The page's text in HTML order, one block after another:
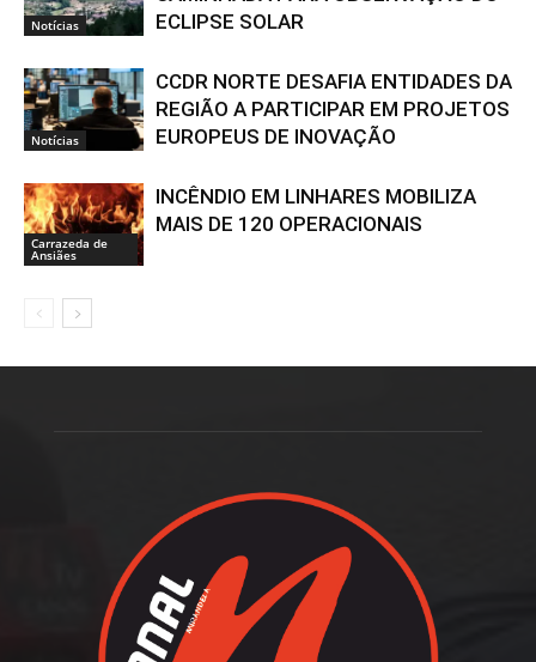
Notícias
ECLIPSE SOLAR
Notícias
CCDR NORTE DESAFIA ENTIDADES DA
REGIÃO A PARTICIPAR EM PROJETOS
EUROPEUS DE INOVAÇÃO
Carrazeda de
Ansiães
INCÊNDIO EM LINHARES MOBILIZA
MAIS DE 120 OPERACIONAIS